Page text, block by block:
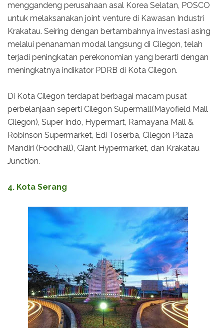
menggandeng perusahaan asal Korea Selatan, POSCO
untuk melaksanakan joint venture di Kawasan Industri
Krakatau. Seiring dengan bertambahnya investasi asing
melalui penanaman modal langsung di Cilegon, telah
terjadi peningkatan perekonomian yang berarti dengan
meningkatnya indikator PDRB di Kota Cilegon.
Di Kota Cilegon terdapat berbagai macam pusat
perbelanjaan seperti Cilegon Supermall(Mayofield Mall
Cilegon), Super Indo, Hypermart, Ramayana Mall &
Robinson Supermarket, Edi Toserba, Cilegon Plaza
Mandiri (Foodhall), Giant Hypermarket, dan Krakatau
Junction.
4. Kota Serang